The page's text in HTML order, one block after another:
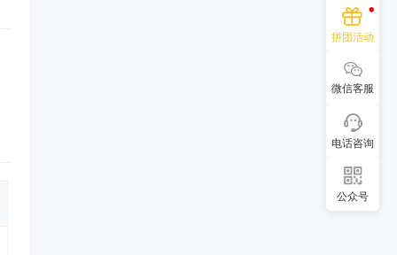
拼团活动
微信客服
电话咨询
公众号